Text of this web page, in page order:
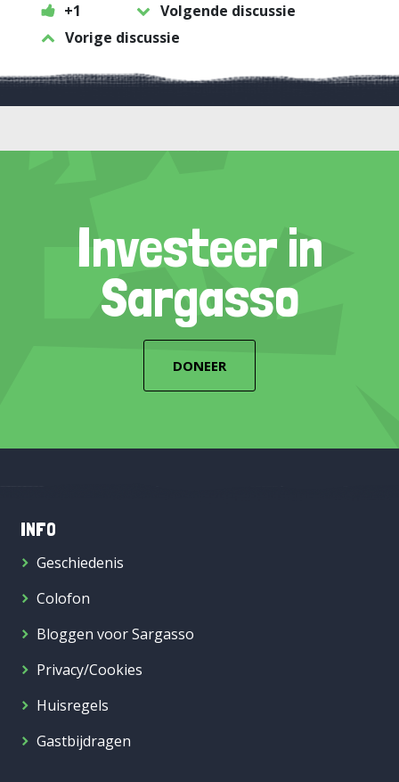
+1
Volgende discussie
Vorige discussie
Investeer in
Sargasso
DONEER
INFO
Geschiedenis
Colofon
Bloggen voor Sargasso
Privacy/Cookies
Huisregels
Gastbijdragen